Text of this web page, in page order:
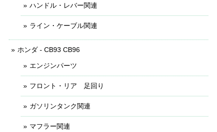
ハンドル・レバー関連
ライン・ケーブル関連
ホンダ - CB93 CB96
エンジンパーツ
フロント・リア 足回り
ガソリンタンク関連
マフラー関連